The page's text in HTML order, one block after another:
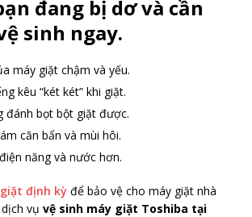
đang bị dơ và cần
sinh ngay.
máy giặt chậm và yếu.
kêu “két két” khi giặt.
đánh bọt bột giặt được.
căn bẩn và mùi hôi.
năng và nước hơn.
định kỳ để bảo vệ cho máy giặt nhà
vụ vệ sinh máy giặt Toshiba tại